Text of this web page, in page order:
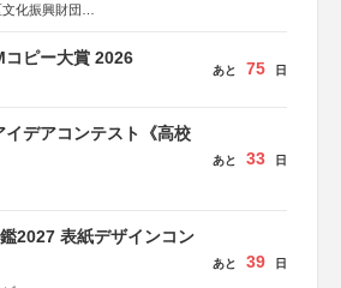
化振興財団
社
コピー大賞 2026
あと 75 日
デアコンテスト《高校
あと 33 日
2027 表紙デザインコン
あと 39 日